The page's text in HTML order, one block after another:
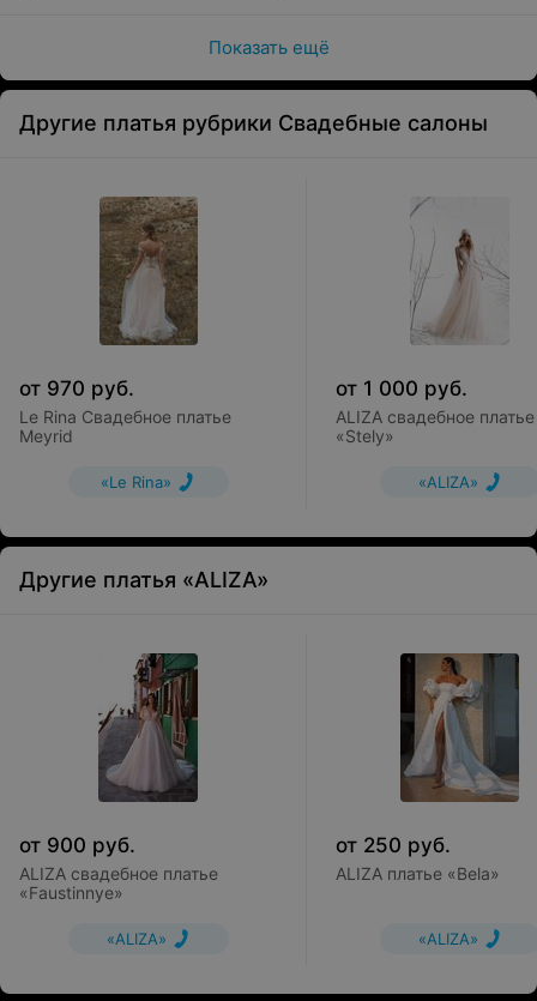
Шампань
Кремовый
Показать ещё
Другие платья рубрики Свадебные салоны
от 970 руб.
Le Rina Свадебное платье
Meyrid
«Le Rina»
от 1 000 руб.
ALIZA свадебное платье
«Stely»
«ALIZA»
Другие платья «ALIZA»
от 900 руб.
ALIZA свадебное платье
«Faustinnye»
«ALIZA»
от 250 руб.
ALIZA платье «Bela»
«ALIZA»